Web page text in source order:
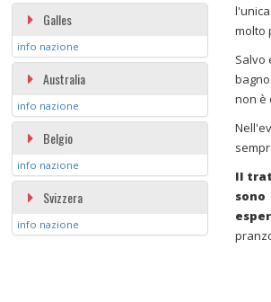
Galles
info nazione
Australia
info nazione
Belgio
info nazione
Svizzera
info nazione
molto
Salvo
non è
Il